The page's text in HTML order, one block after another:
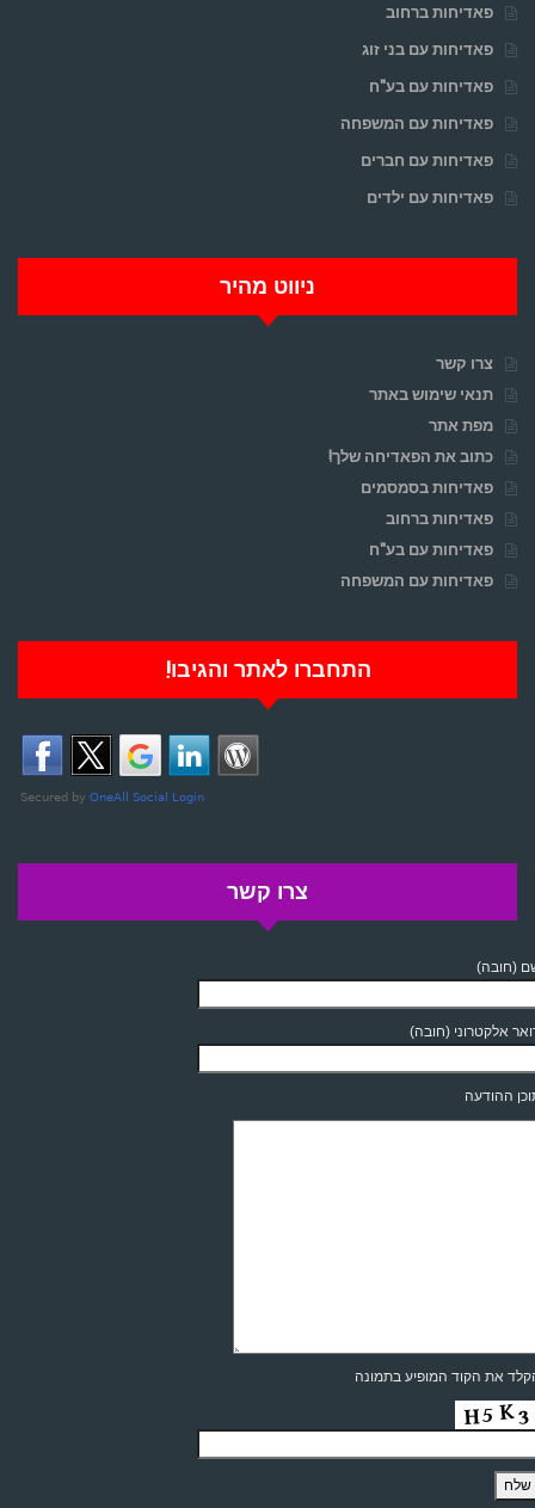
פאדיחות ברחוב
פאדיחות עם בני זוג
פאדיחות עם בע"ח
פאדיחות עם המשפחה
פאדיחות עם חברים
פאדיחות עם ילדים
ניווט מהיר
צרו קשר
תנאי שימוש באתר
מפת אתר
כתוב את הפאדיחה שלך!
פאדיחות בסמסמים
פאדיחות ברחוב
פאדיחות עם בע"ח
פאדיחות עם המשפחה
התחברו לאתר והגיבו!
צרו קשר
(חובה)
אלקטרוני (חובה)
ההודעה
את הקוד המופיע בתמונה